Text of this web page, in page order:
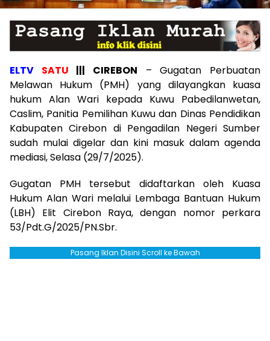
ELTV SATU ||| CIREBON – Gugatan Perbuatan
Melawan Hukum (PMH) yang dilayangkan kuasa
hukum Alan Wari kepada Kuwu Pabedilanwetan,
Caslim, Panitia Pemilihan Kuwu dan Dinas Pendidikan
Kabupaten Cirebon di Pengadilan Negeri Sumber
sudah mulai digelar dan kini masuk dalam agenda
mediasi, Selasa (29/7/2025).
Gugatan PMH tersebut didaftarkan oleh Kuasa
Hukum Alan Wari melalui Lembaga Bantuan Hukum
(LBH) Elit Cirebon Raya, dengan nomor perkara
53/Pdt.G/2025/PN.Sbr.
Pasang Iklan Disini Scroll ke Bawah